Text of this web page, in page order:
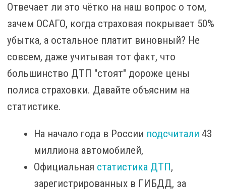
Отвечает ли это чётко на наш вопрос о том,
зачем ОСАГО, когда страховая покрывает 50%
убытка, а остальное платит виновный? Не
совсем, даже учитывая тот факт, что
большинство ДТП "стоят" дороже цены
полиса страховки. Давайте объясним на
статистике.
На начало года в России подсчитали 43
миллиона автомобилей,
Официальная статистика ДТП,
зарегистрированных в ГИБДД, за